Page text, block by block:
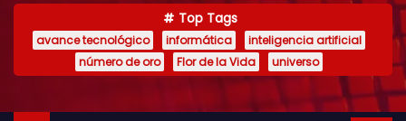
Top Tags
avance tecnológico informática
inteligencia artificial
número de oro
Flor de la Vida universo